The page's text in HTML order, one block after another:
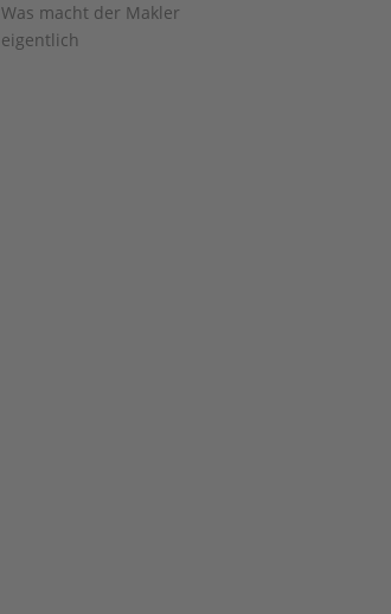
Was macht der Makler
eigentlich